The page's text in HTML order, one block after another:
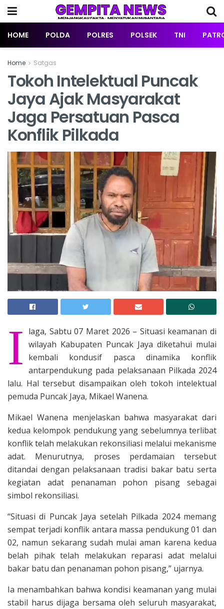
HOME POLDA POLRES POLSEK TNI
Home Satgas
Tokoh Intelektual Puncak
Jaya Ajak Masyarakat
Jaga Persatuan Pasca
Konflik Pilkada
I laga, Sabtu 07 Maret 2026 – Situasi keamanan di
wilayah Kabupaten Puncak Jaya diketahui mulai
kembali kondusif pasca dinamika konflik
antarpendukung pada pelaksanaan Pilkada 2024
lalu. Hal tersebut disampaikan oleh tokoh intelektual
pemuda Puncak Jaya, Mikael Wanena.
Mikael Wanena menjelaskan bahwa masyarakat dari
kedua kelompok pendukung yang sebelumnya terlibat
konflik telah melakukan rekonsiliasi melalui mekanisme
adat. Menurutnya, proses perdamaian tersebut
ditandai dengan pelaksanaan tradisi bakar batu serta
kegiatan adat penanaman pohon pisang sebagai
simbol rekonsiliasi.
“Situasi di Puncak Jaya setelah Pilkada 2024 memang
sempat terjadi konflik antara massa pendukung 01 dan
02, namun sekarang sudah mulai aman karena kedua
belah pihak telah melakukan reparasi adat melalui
bakar batu dan penanaman pohon pisang,” ujarnya.
Ia menambahkan bahwa kondisi keamanan yang mulai
stabil harus dijaga bersama oleh seluruh masyarakat,